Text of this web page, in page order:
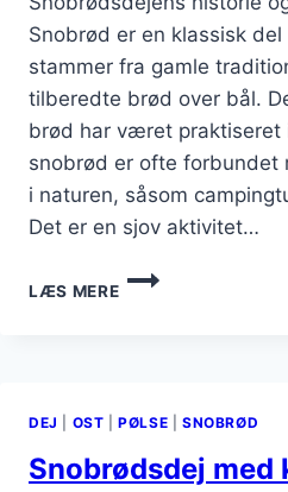
Snobrød er en klassisk
stammer fra gamle
tilberedte brød over bål.
brød har været praktiseret
snobrød er ofte forbundet
i naturen, såsom
Det er en sjov aktivitet…
LÆS MERE
SNOBRØDSDEJ
MED
BRUNCH
DEJ OST |PØLSE SNOBRØD
Snobrødsdej med